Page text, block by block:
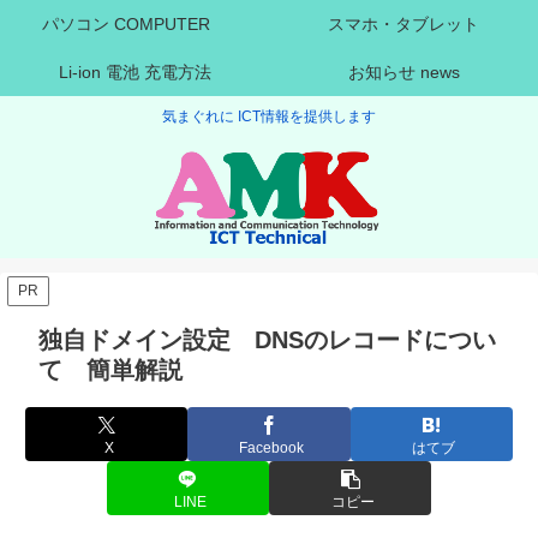
気まぐれに ICT情報を提供します
パソコン COMPUTER スマホ・タブレット
Li-ion 電池 充電方法 お知らせ news
PR
独自ドメイン設定 DNSのレコードについ
て 簡単解説
X Facebook はてブ
LINE コピー